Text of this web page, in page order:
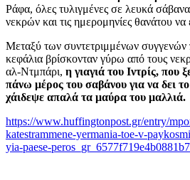
Ράφα, όλες τυλιγμένες σε λευκά
νεκρών και τις ημερομηνίες θανάτου
Μεταξύ των συντετριμμένων
κεφάλια βρίσκονταν γύρω από τους
αλ-Ντμπάρι, η γιαγιά του Ιντρίς, που
πάνω μέρος του σαβάνου για να δει
χάιδεψε απαλά τα μαύρα του μαλλιά.
https://www.huffingtonpost.gr/entry/
katestrammene-yermania-toe-v-
yia-paese-